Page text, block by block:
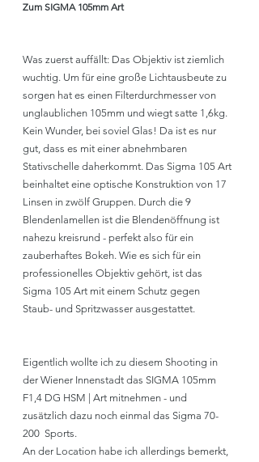
Zum SIGMA 105mm Art
Was zuerst auffällt: Das Objektiv ist ziemlich
wuchtig. Um für eine große Lichtausbeute zu
sorgen hat es einen Filterdurchmesser von
unglaublichen 105mm und wiegt satte 1,6kg.
Kein Wunder, bei soviel Glas! Da ist es nur
gut, dass es mit einer abnehmbaren
Stativschelle daherkommt. Das Sigma 105 Art
beinhaltet eine optische Konstruktion von 17
Linsen in zwölf Gruppen. Durch die 9
Blendenlamellen ist die Blendenöffnung ist
nahezu kreisrund - perfekt also für ein
zauberhaftes Bokeh. Wie es sich für ein
professionelles Objektiv gehört, ist das
Sigma 105 Art mit einem Schutz gegen
Staub- und Spritzwasser ausgestattet.
Eigentlich wollte ich zu diesem Shooting in
der Wiener Innenstadt das SIGMA 105mm
F1,4 DG HSM | Art mitnehmen - und
zusätzlich dazu noch einmal das Sigma 70-
200  Sports.
An der Location habe ich allerdings bemerkt,